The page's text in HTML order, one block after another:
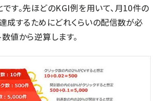
です。先ほどのKGI例を用いて、月10件の
成するためにどれくらいの配信数が必
値から逆算します。